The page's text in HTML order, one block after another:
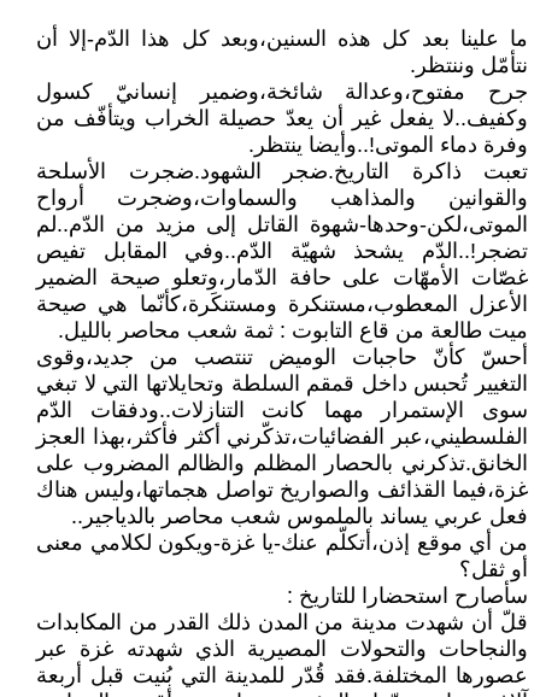
ما علينا بعد كل هذه السنين،وبعد كل هذا الدّم-إلا أن
نتأمّل وننتظر.
جرح مفتوح،وعدالة شائخة،وضمير إنسانيّ كسول
وكفيف..لا يفعل غير أن يعدّ حصيلة الخراب ويتأفّف من
وفرة دماء الموتى!..وأيضا ينتظر.
تعبت ذاكرة التاريخ.ضجر الشهود.ضجرت الأسلحة
والقوانين والمذاهب والسماوات،وضجرت أرواح
الموتى،لكن-وحدها-شهوة القاتل إلى مزيد من الدّم..لم
تضجر!..الدّم يشحذ شهيّة الدّم..وفي المقابل تفيص
غصّات الأمهّات على حافة الدّمار،وتعلو صيحة الضمير
الأعزل المعطوب،مستنكرة ومستنكَرة،كأنّما هي صيحة
ميت طالعة من قاع التابوت : ثمة شعب محاصر بالليل.
أحسّ كأنّ حاجبات الوميض تنتصب من جديد،وقوى
التغيير تُحبس داخل قمقم السلطة وتحايلاتها التي لا تبغي
سوى الإستمرار مهما كانت التنازلات..ودفقات الدّم
الفلسطيني،عبر الفضائيات،تذكّرني أكثر فأكثر،بهذا العجز
الخانق.تذكرني بالحصار المظلم والظالم المضروب على
غزة،فيما القذائف والصواريخ تواصل هجماتها،وليس هناك
فعل عربي يساند بالملموس شعب محاصر بالدياجير..
من أي موقع إذن،أتكلّم عنك-يا غزة-ويكون لكلامي معنى
أو ثقل؟
سأصارح استحضارا للتاريخ :
قلّ أن شهدت مدينة من المدن ذلك القدر من المكابدات
والنجاحات والتحولات المصيرية الذي شهدته غزة عبر
عصورها المختلفة.فقد قُدّر للمدينة التي بُنيت قبل أربعة